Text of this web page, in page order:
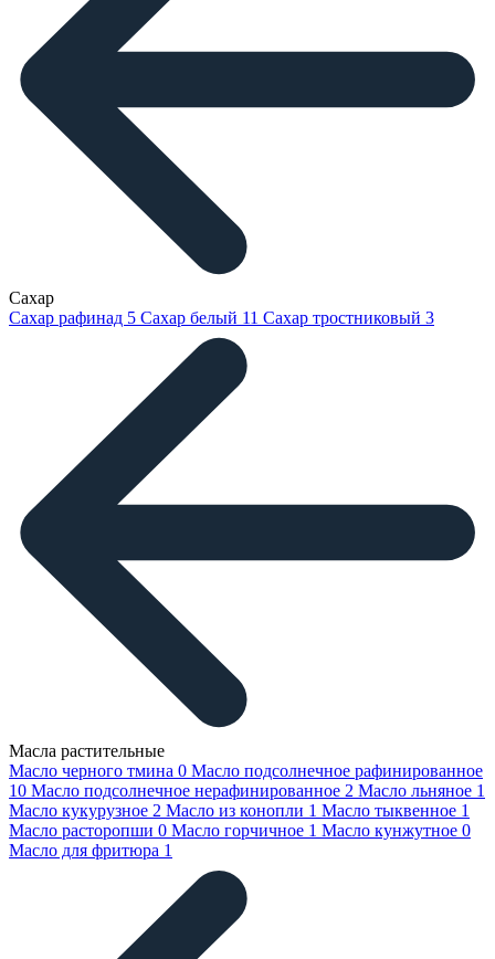
Сахар
Сахар рафинад 5 Сахар белый 11 Сахар тростниковый 3
Масла растительные
Масло черного тмина 0 Масло подсолнечное рафинированное
10 Масло подсолнечное нерафинированное 2 Масло льняное 1
Масло кукурузное 2 Масло из конопли 1 Масло тыквенное 1
Масло расторопши 0 Масло горчичное 1 Масло кунжутное 0
Масло для фритюра 1